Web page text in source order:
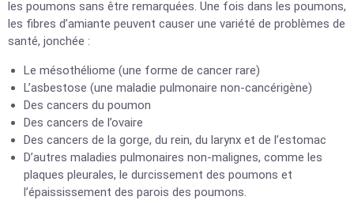
les poumons sans être remarquées. Une fois dans les poumons,
les fibres d’amiante peuvent causer une variété de problèmes de
santé, jonchée :
Le mésothéliome (une forme de cancer rare)
L’asbestose (une maladie pulmonaire non-cancérigène)
Des cancers du poumon
Des cancers de l’ovaire
Des cancers de la gorge, du rein, du larynx et de l’estomac
D’autres maladies pulmonaires non-malignes, comme les
plaques pleurales, le durcissement des poumons et
l’épaississement des parois des poumons.